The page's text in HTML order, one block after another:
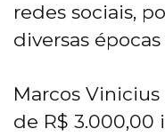
redes sociais,
diversas
Marcos
de R$ 3.000,00